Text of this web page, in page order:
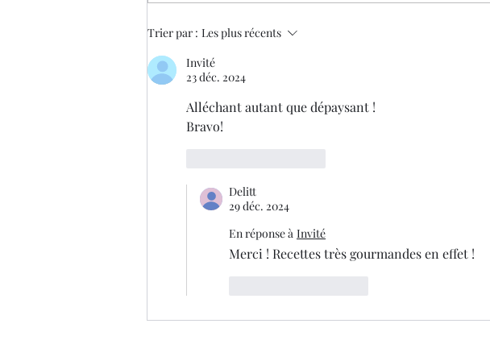
de passer...
Trier par : Les plus récents
Invité
23 déc. 2024
Alléchant autant que dépaysant !
Bravo!
Delitt
29 déc. 2024
En réponse à Invité
Merci ! Recettes très gourmandes en effet !